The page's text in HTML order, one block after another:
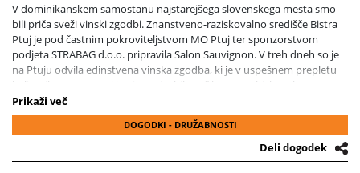
V dominikanskem samostanu najstarejšega slovenskega mesta smo
bili priča sveži vinski zgodbi. Znanstveno-raziskovalno središče Bistra
Ptuj je pod častnim pokroviteljstvom MO Ptuj ter sponzorstvom
podjeta STRABAG d.o.o. pripravila Salon Sauvignon. V treh dneh so je
na Ptuju odvila edinstvena vinska zgodba, ki je v uspešnem prepletu
kulinarike, umetnosti in vina privabila več kot 600 obiskovalcev. Na
salonu smo lahko degustirali 109 različni sauvignonov, 64 različnih
prebivalcev. Sorta Sauvignon je ob svoji tradicionalni domovini v
Franciji v vinski regiji Sancerre našla svoj drugi dom na Ptuju in v
slovenski Štajerski. Podstat za to zahtevno in žlahtno sorto je nastajala
skozi zgodovinski razvoj ptujskega vinogradništva in vinarstva in je
Prikaži več
DOGODKI - DRUŽABNOSTI
Deli dogodek